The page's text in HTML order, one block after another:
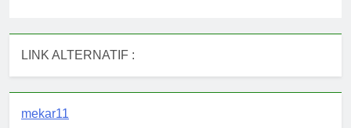
LINK ALTERNATIF :
mekar11